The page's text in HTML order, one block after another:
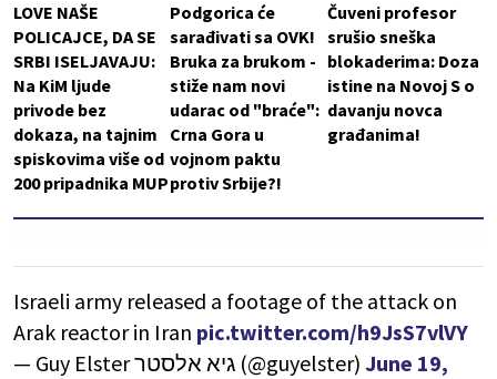
LOVE NAŠE
POLICAJCE, DA SE
SRBI ISELJAVAJU:
Na KiM ljude
privode bez
dokaza, na tajnim
spiskovima više od
200 pripadnika MUP
Podgorica će
sarađivati sa OVK!
Bruka za brukom -
stiže nam novi
udarac od "braće":
Crna Gora u
vojnom paktu
protiv Srbije?!
Čuveni profesor
srušio sneška
blokaderima: Doza
istine na Novoj S o
davanju novca
građanima!
Israeli army released a footage of the attack on
Arak reactor in Iran pic.twitter.com/h9JsS7vlVY
— Guy Elster גיא אלסטר (@guyelster) June 19,